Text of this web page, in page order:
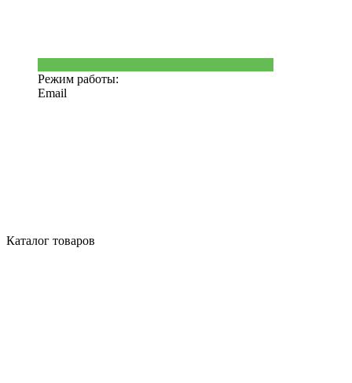
Режим работы:
Email
Каталог товаров